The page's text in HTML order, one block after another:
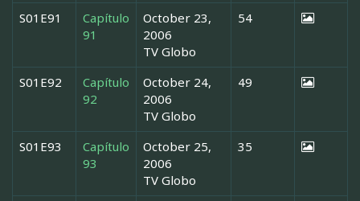
S01E91
Capítulo
91
October 23,
2006
TV Globo
54
S01E92
Capítulo
92
October 24,
2006
TV Globo
49
S01E93
Capítulo
93
October 25,
2006
TV Globo
35